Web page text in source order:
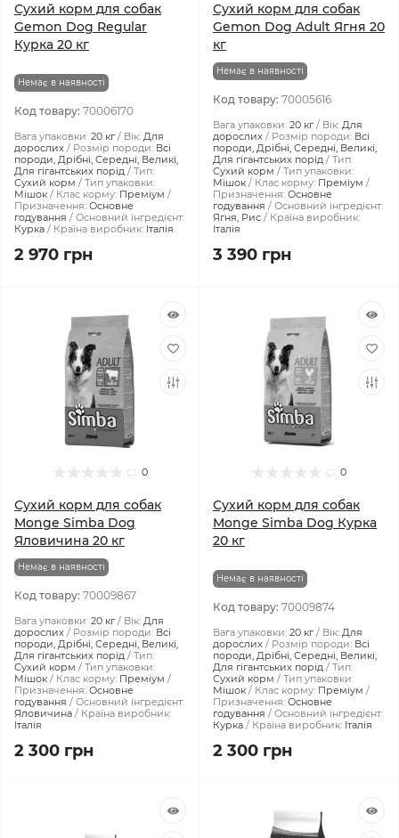
Сухий корм для собак
Gemon Dog Regular
Курка 20 кг
Немає в наявності
Код товару: 70006170
Вага упаковки: 20 кг Вік: Для
дорослих
Розмір породи: Всі
породи, Дрібні, Середні, Великі,
Для гігантських порід
Тип:
Сухий корм
Тип упаковки:
Мішок
Клас корму: Преміум
Призначення: Основне
годування
Основний інгредієнт:
Курка
Країна виробник: Італія
2 970 грн
Сухий корм для собак
Gemon Dog Adult Ягня 20
кг
Немає в наявності
Код товару: 70005616
Вага упаковки: 20 кг Вік: Для
дорослих
Розмір породи: Всі
породи, Дрібні, Середні, Великі,
Для гігантських порід
Тип:
Сухий корм
Тип упаковки:
Мішок
Клас корму: Преміум
Призначення: Основне
годування
Основний інгредієнт:
Ягня, Рис
Країна виробник:
Італія
3 390 грн
0
Сухий корм для собак
Monge Simba Dog
Яловичина 20 кг
Немає в наявності
Код товару: 70009867
Вага упаковки: 20 кг Вік: Для
дорослих
Розмір породи: Всі
породи, Дрібні, Середні, Великі,
Для гігантських порід
Тип:
Сухий корм
Тип упаковки:
Мішок
Клас корму: Преміум
Призначення: Основне
годування
Основний інгредієнт:
Яловичина
Країна виробник:
Італія
2 300 грн
0
Сухий корм для собак
Monge Simba Dog Курка
20 кг
Немає в наявності
Код товару: 70009874
Вага упаковки: 20 кг Вік: Для
дорослих
Розмір породи: Всі
породи, Дрібні, Середні, Великі,
Для гігантських порід
Тип:
Сухий корм
Тип упаковки:
Мішок
Клас корму: Преміум
Призначення: Основне
годування
Основний інгредієнт:
Курка
Країна виробник: Італія
2 300 грн